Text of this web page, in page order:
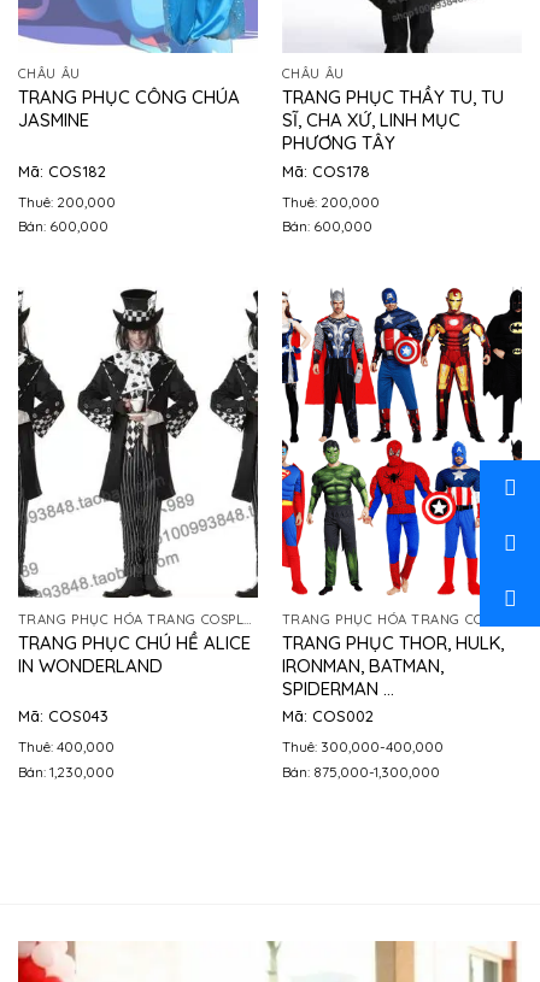
CHÂU ÂU
TRANG PHỤC CÔNG CHÚA
JASMINE
Mã: COS182
Thuê: 200,000
Bán: 600,000
CHÂU ÂU
TRANG PHỤC THẦY TU, TU
SĨ, CHA XỨ, LINH MỤC
PHƯƠNG TÂY
Mã: COS178
Thuê: 200,000
Bán: 600,000
TRANG PHỤC CHÚ HỀ ALICE
IN WONDERLAND
Mã: COS043
Thuê: 400,000
Bán: 1,230,000
TRANG PHỤC THOR, HULK,
IRONMAN, BATMAN,
SPIDERMAN …
Mã: COS002
Thuê: 300,000-400,000
Bán: 875,000-1,300,000